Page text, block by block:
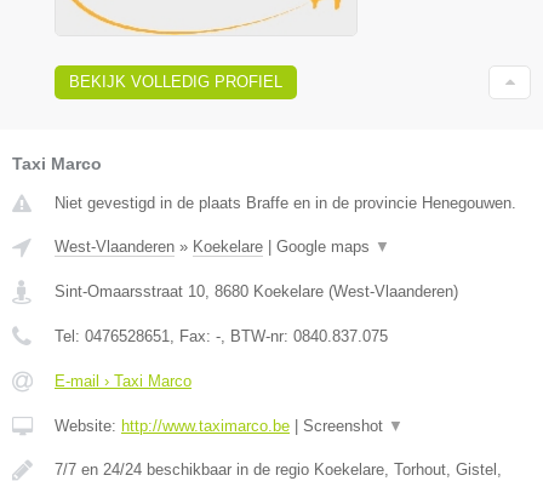
BEKIJK VOLLEDIG PROFIEL
Taxi Marco
Niet gevestigd in de plaats Braffe en in de provincie Henegouwen.
West-Vlaanderen » Koekelare Google maps ▼
Sint-Omaarsstraat 10, 8680 Koekelare (West-Vlaanderen)
Tel: 0476528651, Fax: -, BTW-nr: 0840.837.075
E-mail › Taxi Marco
Website: http://www.taximarco.be Screenshot ▼
7/7 en 24/24 beschikbaar in de regio Koekelare, Torhout, Gistel,